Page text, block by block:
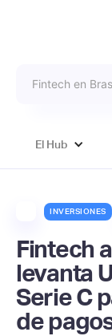
El Hub
INVERSIONES
Fintech
levanta
Serie C
de